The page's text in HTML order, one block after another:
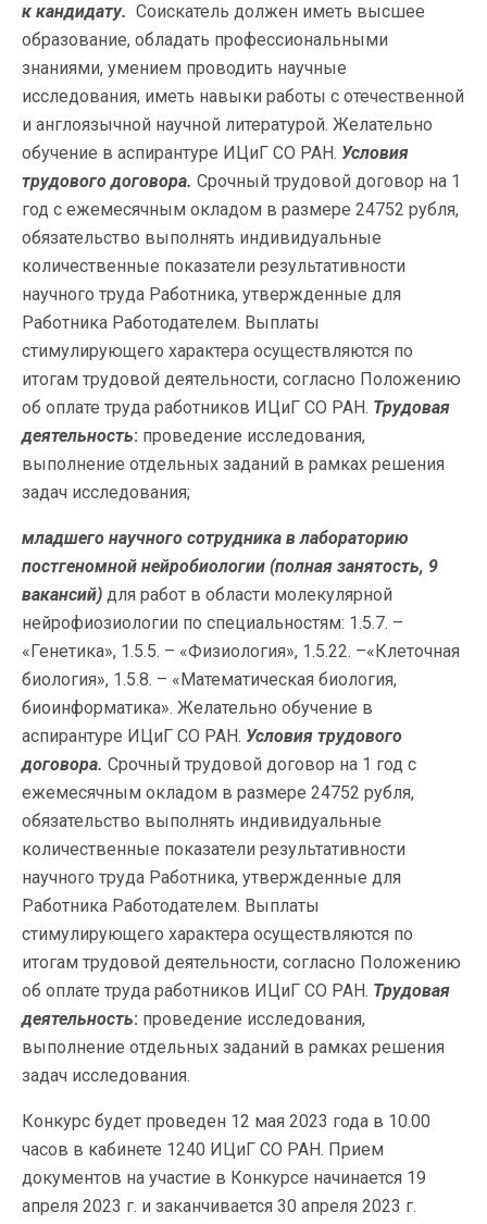
к кандидату. Соискатель должен иметь высшее
образование, обладать профессиональными
знаниями, умением проводить научные
исследования, иметь навыки работы с отечественной
и англоязычной научной литературой. Желательно
обучение в аспирантуре ИЦиГ СО РАН. Условия
трудового договора. Срочный трудовой договор на 1
год с ежемесячным окладом в размере 24752 рубля,
обязательство выполнять индивидуальные
количественные показатели результативности
научного труда Работника, утвержденные для
Работника Работодателем. Выплаты
стимулирующего характера осуществляются по
итогам трудовой деятельности, согласно Положению
об оплате труда работников ИЦиГ СО РАН. Трудовая
деятельность: проведение исследования,
выполнение отдельных заданий в рамках решения
задач исследования;
младшего научного сотрудника в лабораторию
постгеномной нейробиологии (полная занятость, 9
вакансий) для работ в области молекулярной
нейрофиозиологии по специальностям: 1.5.7. –
«Генетика», 1.5.5. – «Физиология», 1.5.22. –«Клеточная
биология», 1.5.8. – «Математическая биология,
биоинформатика». Желательно обучение в
аспирантуре ИЦиГ СО РАН. Условия трудового
договора. Срочный трудовой договор на 1 год с
ежемесячным окладом в размере 24752 рубля,
обязательство выполнять индивидуальные
количественные показатели результативности
научного труда Работника, утвержденные для
Работника Работодателем. Выплаты
стимулирующего характера осуществляются по
итогам трудовой деятельности, согласно Положению
об оплате труда работников ИЦиГ СО РАН. Трудовая
деятельность: проведение исследования,
выполнение отдельных заданий в рамках решения
задач исследования.
Конкурс будет проведен 12 мая 2023 года в 10.00
часов в кабинете 1240 ИЦиГ СО РАН. Прием
документов на участие в Конкурсе начинается 19
апреля 2023 г. и заканчивается 30 апреля 2023 г.